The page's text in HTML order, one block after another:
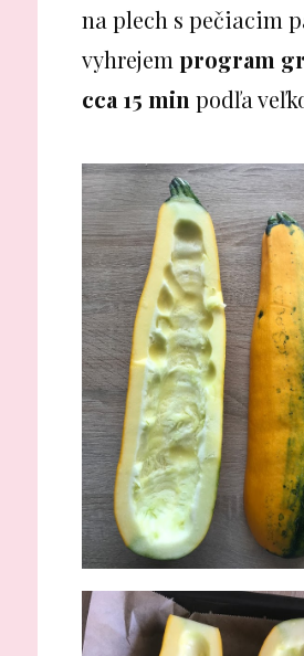
na plech s pečiacim
vyhrejem program
cca 15 min podľa